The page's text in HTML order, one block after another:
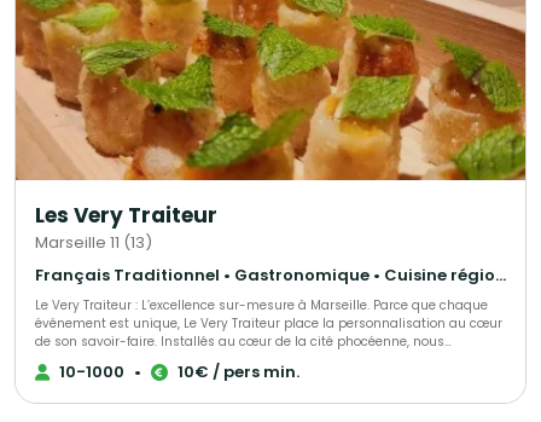
Les Very Traiteur
Marseille 11 (13)
Français Traditionnel • Gastronomique • Cuisine régionale
Le Very Traiteur : L’excellence sur-mesure à Marseille. Parce que chaque
événement est unique, Le Very Traiteur place la personnalisation au cœur
de son savoir-faire. Installés au cœur de la cité phocéenne, nous
concevons des expériences culinaires qui vous ressemblent. Que vous
soyez un particulier célébrant un moment de vie ou une entreprise en
10-1000 • 10€ / pers min.